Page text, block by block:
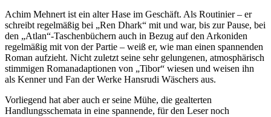
Achim Mehnert ist ein alter Hase im Geschäft. Als Routinier – er
schreibt regelmäßig bei „Ren Dhark“ mit und war, bis zur Pause, bei
den „Atlan“-Taschenbüchern auch in Bezug auf den Arkoniden
regelmäßig mit von der Partie – weiß er, wie man einen spannenden
Roman aufzieht. Nicht zuletzt seine sehr gelungenen, atmosphärisch
stimmigen Romanadaptionen von „Tibor“ wiesen und weisen ihn
als Kenner und Fan der Werke Hansrudi Wäschers aus.
Vorliegend hat aber auch er seine Mühe, die gealterten
Handlungsschemata in eine spannende, für den Leser noch